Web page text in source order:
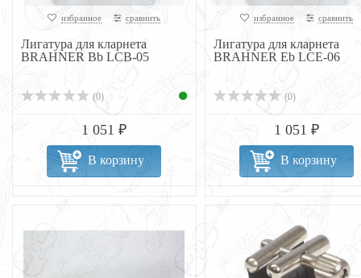
избранное сравнить
Лигатура для кларнета
BRAHNER Bb LCB-05
(0)
1 051 ₽
В корзину
избранное сравнить
Лигатура для кларнета
BRAHNER Eb LCE-06
(0)
1 051 ₽
В корзину